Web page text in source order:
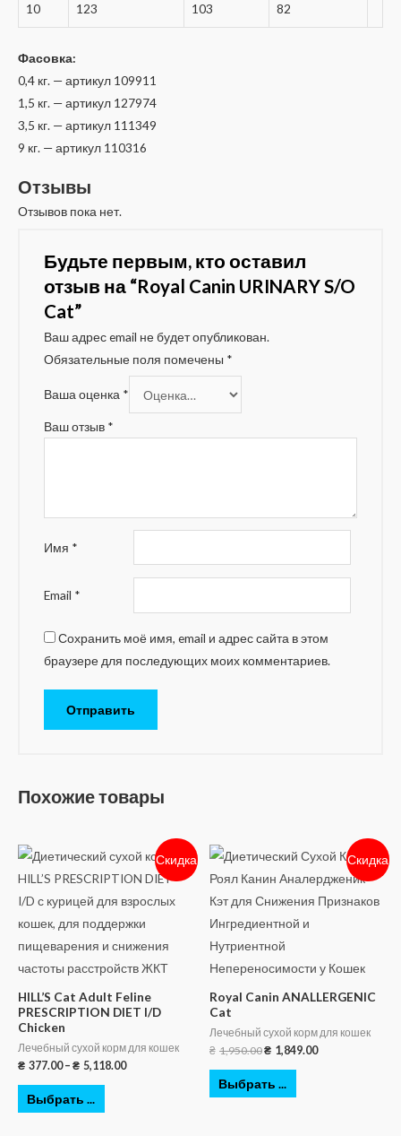
10 123 103 82
Фасовка:
0,4 кг. — артикул 109911
1,5 кг. — артикул 127974
3,5 кг. — артикул 111349
9 кг. — артикул 110316
Отзывы
Отзывов пока нет.
Будьте первым, кто оставил
отзыв на “Royal Canin URINARY S/O
Cat”
Ваш адрес email не будет опубликован.
Обязательные поля помечены *
Ваша оценка *
Ваш отзыв *
Имя *
Email *
Сохранить моё имя, email и адрес сайта в этом
браузере для последующих моих комментариев.
Похожие товары
Скидка
HILL’S Cat Adult Feline
PRESCRIPTION DIET I/D
Chicken
Лечебный сухой корм для кошек
₴ 377.00– ₴ 5,118.00
Выбрать ...
Скидка
Royal Canin ANALLERGENIC
Cat
Лечебный сухой корм для кошек
₴ 1,950.00₴ 1,849.00
Выбрать ...